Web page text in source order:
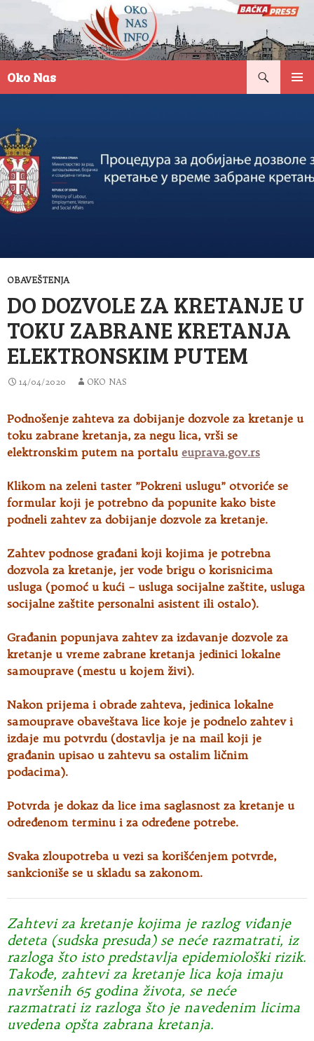
Oko Nas
OBAVEŠTENJA
DO DOZVOLE ZA KRETANJE U
TOKU ZABRANE KRETANJA
ELEKTRONSKIM PUTEM
14/04/2020 OKO NAS
Podnošenje zahteva za dobijanje dozvole za kretanje u
toku zabrane kretanja, za negu lica, vrši se
elektronskim putem na portalu euprava.gov.rs
Кlikom na zeleni taster ”Pokreni uslugu” otvoriće se
formular koji je potrebno da popunite kako biste
podneli zahtev za dobijanje dozvole za kretanje.
Zahtev podnose građani koji kojima je potrebna
dozvola za kretanje, jer vode brigu o korisnicima
usluga (pomoć u kući – usluga socijalne zaštite, usluga
socijalne zaštite personalni asistent ili ostalo).
Građanin popunjava zahtev za izdavanje dozvole za
kretanje u vreme zabrane kretanja jedinici lokalne
samouprave (mestu u kojem živi).
Nakon prijema i obrade zahteva, jedinica lokalne
samouprave obaveštava lice koje je podnelo zahtev i
izdaje mu potvrdu (dostavlja je na mail koji je
građanin upisao u zahtevu sa ostalim ličnim
podacima).
Potvrda je dokaz da lice ima saglasnost za kretanje u
određenom terminu i za određene potrebe.
Svaka zloupotreba u vezi sa korišćenjem potvrde,
sankcioniše se u skladu sa zakonom.
Zahtevi za kretanje kojima je razlog viđanje
deteta (sudska presuda) se neće razmatrati, iz
razloga što isto predstavlja epidemiološki rizik.
Takođe, zahtevi za kretanje lica koja imaju
navršenih 65 godina života, se neće
razmatrati iz razloga što je navedenim licima
uvedena opšta zabrana kretanja.